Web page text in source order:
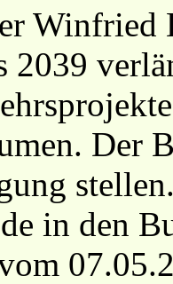
Winfried
2039
Der
in den